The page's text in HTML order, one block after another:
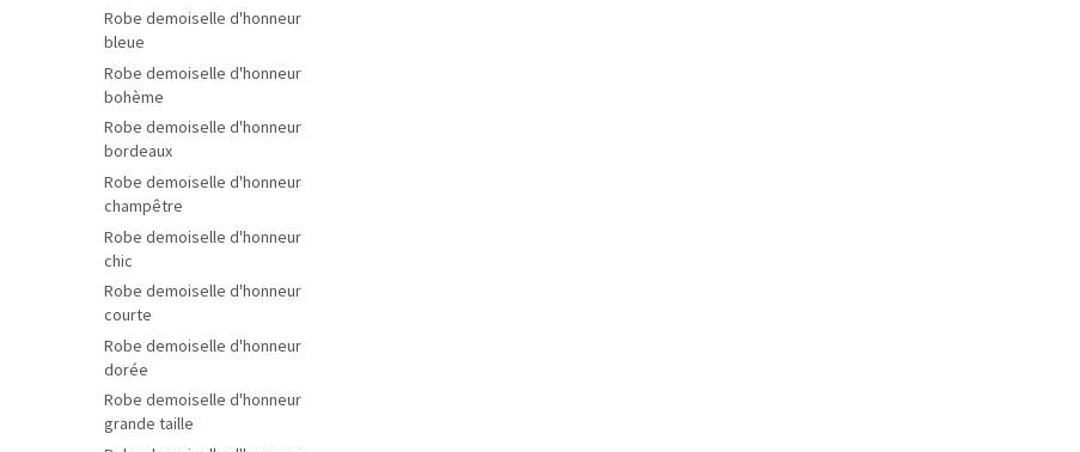
Robe demoiselle d'honneur
bleue
Robe demoiselle d'honneur
bohème
Robe demoiselle d'honneur
bordeaux
Robe demoiselle d'honneur
champêtre
Robe demoiselle d'honneur
chic
Robe demoiselle d'honneur
courte
Robe demoiselle d'honneur
dorée
Robe demoiselle d'honneur
grande taille